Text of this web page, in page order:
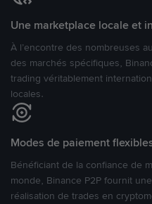
Une marketplace locale et
À l’encontre des nombreuses
des marchés spécifiques,
trading véritablement
locales.
Modes de paiement
Bénéficiant de la confiance de
monde, Binance P2P fournit
réalisation de trades en